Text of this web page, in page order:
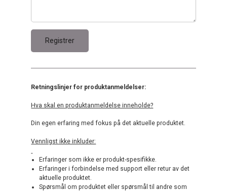
Retningslinjer for produktanmeldelser:
Hva skal en produktanmeldelse inneholde?
Din egen erfaring med fokus på det aktuelle produktet.
Vennligst ikke inkluder:
Erfaringer som ikke er produkt-spesifikke.
Erfaringer i forbindelse med support eller retur av det
aktuelle produktet.
Spørsmål om produktet eller spørsmål til andre som